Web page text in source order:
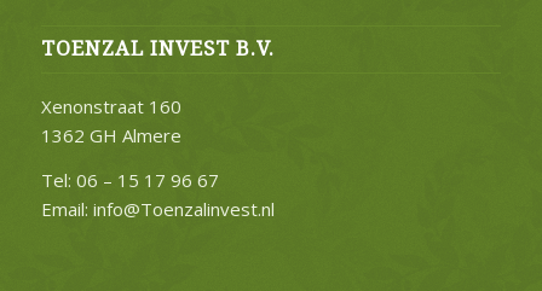
TOENZAL INVEST B.V.
Xenonstraat 160
1362 GH Almere
Tel: 06 – 15 17 96 67
Email: info@Toenzalinvest.nl